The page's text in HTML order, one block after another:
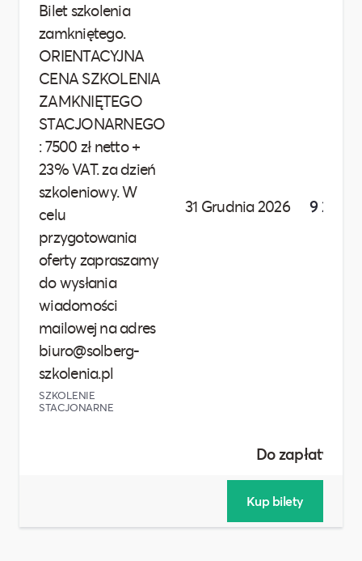
Bilet szkolenia
zamkniętego.
ORIENTACYJNA
CENA SZKOLENIA
ZAMKNIĘTEGO
STACJONARNEGO
: 7500 zł netto +
23% VAT. za dzień
szkoleniowy. W
celu
przygotowania
oferty zapraszamy
do wysłania
wiadomości
mailowej na adres
biuro@solberg-
szkolenia.pl
SZKOLENIE
STACJONARNE
31 Grudnia 2026 9